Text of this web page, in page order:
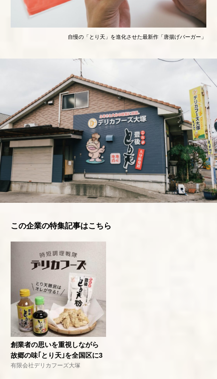
自慢の「とり天」を進化させた最新作「唐揚げバーガー」
この企業の特集記事はこちら
創業者の思いを重視しながら
故郷の味｢とり天｣を全国区に3
有限会社デリカフーズ大塚